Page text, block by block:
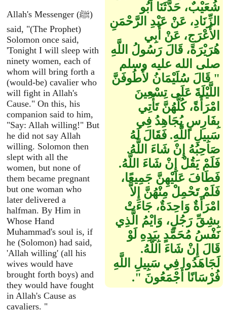
Allah's Messenger (ﷺ)
said, "(The Prophet)
Solomon once said,
'Tonight I will sleep with
ninety women, each of
whom will bring forth a
(would-be) cavalier who
will fight in Allah's
Cause." On this, his
companion said to him,
"Say: Allah willing!" But
he did not say Allah
willing. Solomon then
slept with all the
women, but none of
them became pregnant
but one woman who
later delivered a
halfman. By Him in
Whose Hand
Muhammad's soul is, if
he (Solomon) had said,
'Allah willing' (all his
wives would have
brought forth boys) and
they would have fought
in Allah's Cause as
cavaliers. "
شُعَيْبٌ، حَدَّثَنَا أَبُو
الزِّنَادِ، عَنْ عَبْدِ الرَّحْمَنِ
الأَعْرَجِ، عَنْ أَبِي
هُرَيْرَةَ، قَالَ رَسُولُ اللَّهِ
صلى الله عليه وسلم ‏
"‏ قَالَ سُلَيْمَانُ لأَطُوفَنَّ
اللَّيْلَةَ عَلَى تِسْعِينَ
امْرَأَةً، كُلُّهُنَّ تَأْتِي
بِفَارِسٍ يُجَاهِدُ فِي
سَبِيلِ اللَّهِ‏.‏ فَقَالَ لَهُ
صَاحِبُهُ إِنْ شَاءَ اللَّهُ‏.‏
فَلَمْ يَقُلْ إِنْ شَاءَ اللَّهُ‏.‏
فَطَافَ عَلَيْهِنَّ جَمِيعًا،
فَلَمْ تَحْمِلْ مِنْهُنَّ إِلاَّ
امْرَأَةٌ وَاحِدَةٌ، جَاءَتْ
بِشِقِّ رَجُلٍ، وَايْمُ الَّذِي
نَفْسُ مُحَمَّدٍ بِيَدِهِ لَوْ
قَالَ إِنْ شَاءَ اللَّهُ‏.‏
لَجَاهَدُوا فِي سَبِيلِ اللَّهِ
فُرْسَانًا أَجْمَعُونَ ‏"‏‏.‏